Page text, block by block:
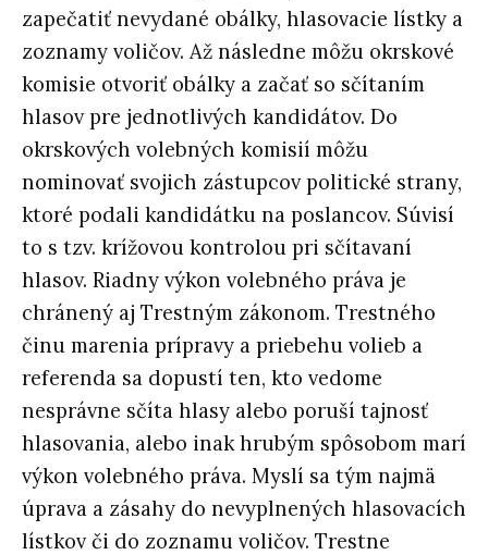
zapečatiť nevydané obálky, hlasovacie lístky a
zoznamy voličov. Až následne môžu okrskové
komisie otvoriť obálky a začať so sčítaním
hlasov pre jednotlivých kandidátov. Do
okrskových volebných komisií môžu
nominovať svojich zástupcov politické strany,
ktoré podali kandidátku na poslancov. Súvisí
to s tzv. krížovou kontrolou pri sčítavaní
hlasov. Riadny výkon volebného práva je
chránený aj Trestným zákonom. Trestného
činu marenia prípravy a priebehu volieb a
referenda sa dopustí ten, kto vedome
nesprávne sčíta hlasy alebo poruší tajnosť
hlasovania, alebo inak hrubým spôsobom marí
výkon volebného práva. Myslí sa tým najmä
úprava a zásahy do nevyplnených hlasovacích
lístkov či do zoznamu voličov. Trestne